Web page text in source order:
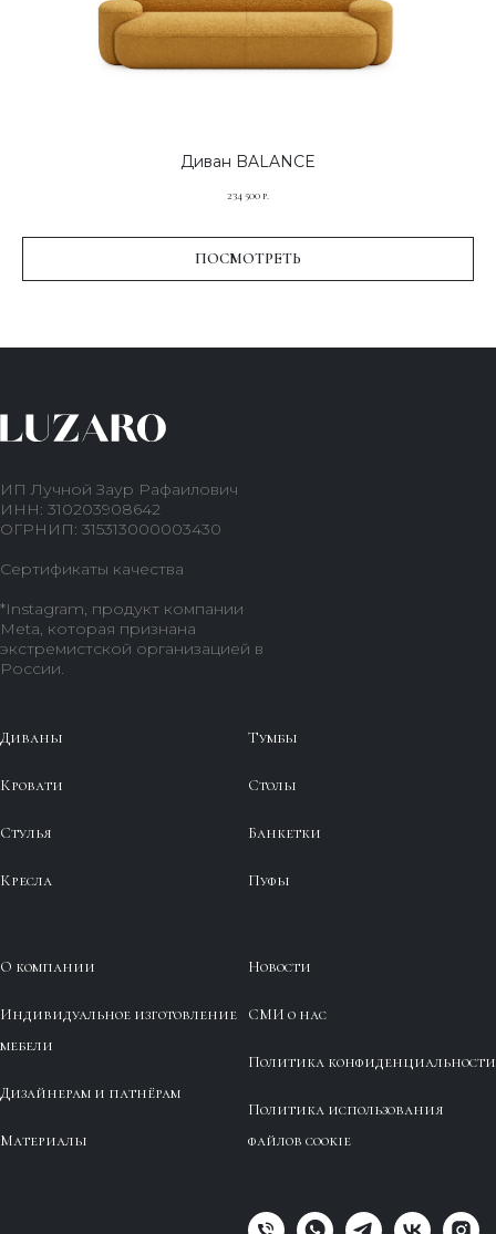
Диван BALANCE
234 500р.
ПОСМОТРЕТЬ
ИП Лучной Заур Рафаилович
ИНН: 310203908642
ОГРНИП: 315313000003430
Сертификаты качества
*Instagram, продукт компании
Meta, которая признана
экстремистской организацией в
России.
Диваны
Кровати
Стулья
Кресла
Тумбы
Столы
Банкетки
Пуфы
О компании
Индивидуальное изготовление
мебели
Дизайнерам и патнёрам
Материалы
Новости
СМИ о нас
Политика конфиденциальности
Политика использования
файлов cookie